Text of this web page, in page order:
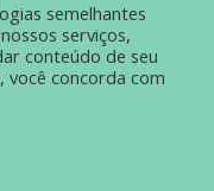
os direitos reservados.
semelhantes
serviços,
conteúdo de seu
você concorda com